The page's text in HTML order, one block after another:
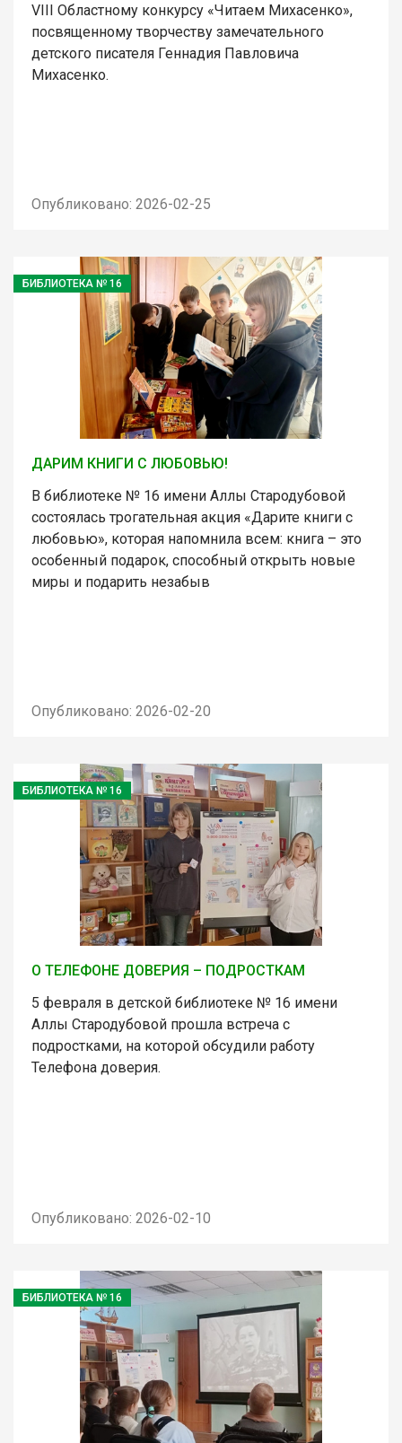
VIII Областному конкурсу «Читаем Михасенко»,
посвященному творчеству замечательного
детского писателя Геннадия Павловича
Михасенко.
Опубликовано: 2026-02-25
БИБЛИОТЕКА № 16
ДАРИМ КНИГИ С ЛЮБОВЬЮ!
В библиотеке № 16 имени Аллы Стародубовой
состоялась трогательная акция «Дарите книги с
любовью», которая напомнила всем: книга – это
особенный подарок, способный открыть новые
миры и подарить незабыв
Опубликовано: 2026-02-20
БИБЛИОТЕКА № 16
О ТЕЛЕФОНЕ ДОВЕРИЯ – ПОДРОСТКАМ
5 февраля в детской библиотеке № 16 имени
Аллы Стародубовой прошла встреча с
подростками, на которой обсудили работу
Телефона доверия.
Опубликовано: 2026-02-10
БИБЛИОТЕКА № 16